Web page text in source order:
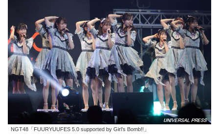
NGT48「FUURYUUFES 5.0 supported by Girl’s Bomb!!」